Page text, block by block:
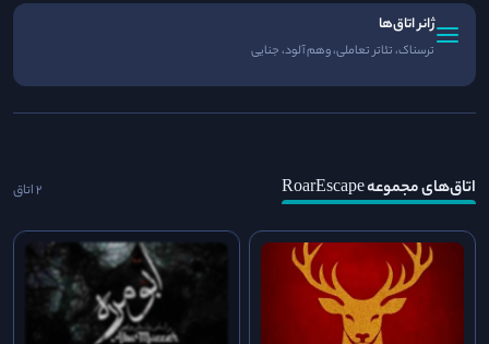
ژانر اتاق‌ها
ترسناک، تئاتر تعاملی، وهم آلود، جنایی
اتاق‌های مجموعه RoarEscape 2 اتاق